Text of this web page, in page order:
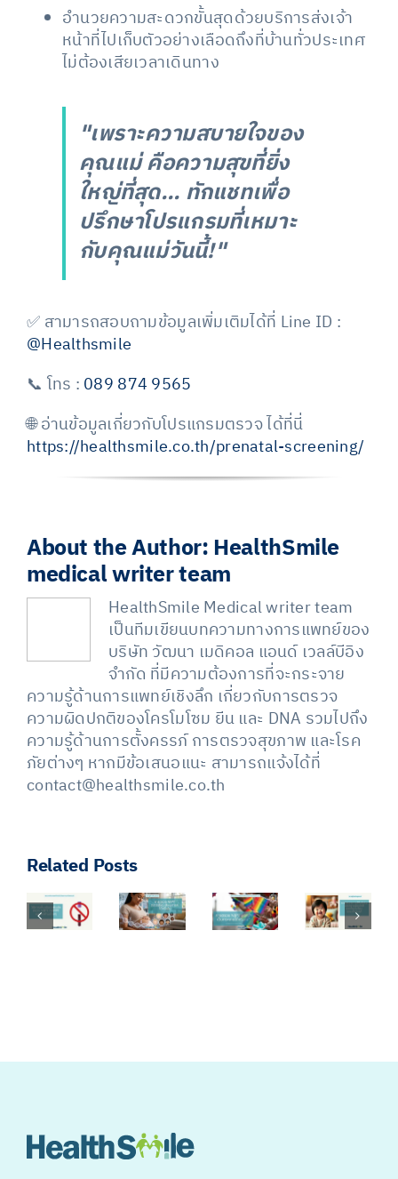
อำนวยความสะดวกขั้นสุดด้วยบริการส่งเจ้า
หน้าที่ไปเก็บตัวอย่างเลือดถึงที่บ้านทั่วประเทศ
ไม่ต้องเสียเวลาเดินทาง
"เพราะความสบายใจของ
คุณแม่ คือความสุขที่ยิ่ง
ใหญ่ที่สุด... ทักแชทเพื่อ
ปรึกษาโปรแกรมที่เหมาะ
กับคุณแม่วันนี้!"
✅ สามารถสอบถามข้อมูลเพิ่มเติมได้ที่ Line ID :
@Healthsmile
📞 โทร : 089 874 9565
🌐 อ่านข้อมูลเกี่ยวกับโปรแกรมตรวจ ได้ที่นี่
https://healthsmile.co.th/prenatal-screening/
About the Author:HealthSmile
medical writer team
HealthSmile Medical writer team
เป็นทีมเขียนบทความทางการแพทย์ของ
บริษัท วัฒนา เมดิคอล แอนด์ เวลล์บีอิง
จำกัด ที่มีความต้องการที่จะกระจาย
ความรู้ด้านการแพทย์เชิงลึก เกี่ยวกับการตรวจ
ความผิดปกติของโครโมโซม ยีน และ DNA รวมไปถึง
ความรู้ด้านการตั้งครรภ์ การตรวจสุขภาพ และโรค
ภัยต่างๆ หากมีข้อเสนอแนะ สามารถแจ้งได้ที่
contact@healthsmile.co.th
Related Posts